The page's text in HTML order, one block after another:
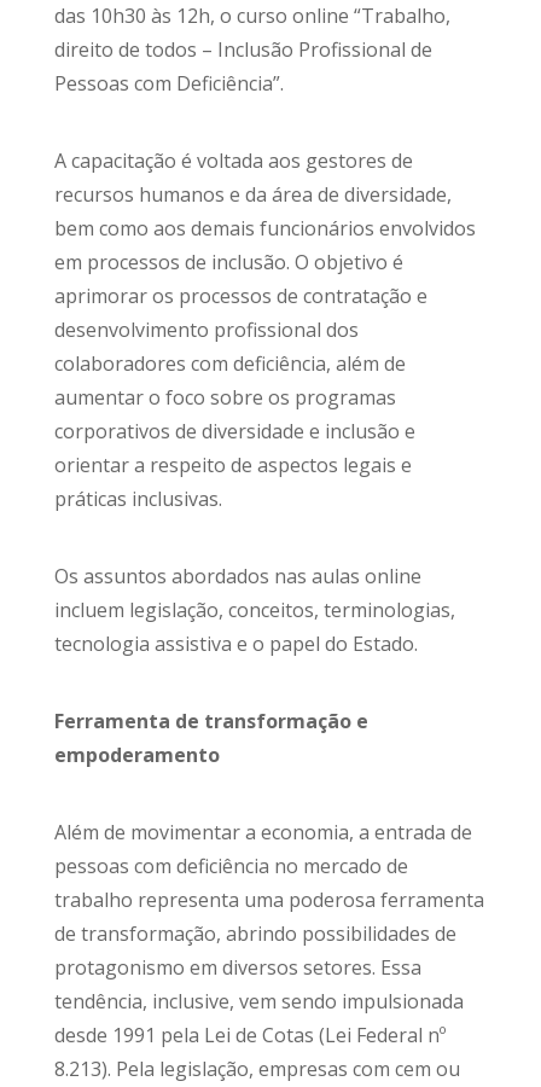
das 10h30 às 12h, o curso online “Trabalho,
direito de todos – Inclusão Profissional de
Pessoas com Deficiência”.
A capacitação é voltada aos gestores de
recursos humanos e da área de diversidade,
bem como aos demais funcionários envolvidos
em processos de inclusão. O objetivo é
aprimorar os processos de contratação e
desenvolvimento profissional dos
colaboradores com deficiência, além de
aumentar o foco sobre os programas
corporativos de diversidade e inclusão e
orientar a respeito de aspectos legais e
práticas inclusivas.
Os assuntos abordados nas aulas online
incluem legislação, conceitos, terminologias,
tecnologia assistiva e o papel do Estado.
Ferramenta de transformação e
empoderamento
Além de movimentar a economia, a entrada de
pessoas com deficiência no mercado de
trabalho representa uma poderosa ferramenta
de transformação, abrindo possibilidades de
protagonismo em diversos setores. Essa
tendência, inclusive, vem sendo impulsionada
desde 1991 pela Lei de Cotas (Lei Federal nº
8.213). Pela legislação, empresas com cem ou